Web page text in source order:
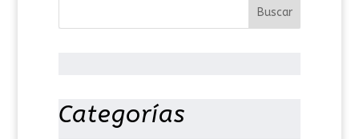
Categorías